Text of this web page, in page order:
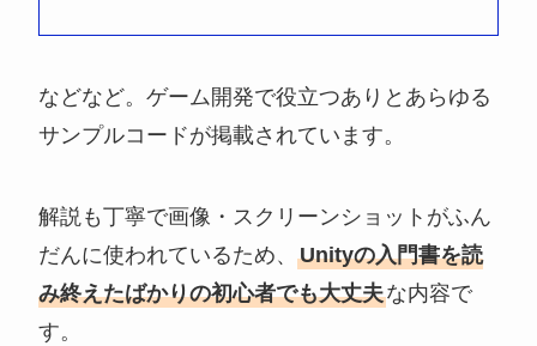
などなど。ゲーム開発で役立つありとあらゆる
サンプルコードが掲載されています。
解説も丁寧で画像・スクリーンショットがふん
だんに使われているため、Unityの入門書を読
み終えたばかりの初心者でも大丈夫な内容で
す。